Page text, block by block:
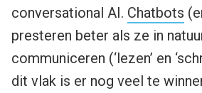
conversational AI. Chatbots
presteren beter als ze in
communiceren (‘lezen’ en
dit vlak is er nog veel te